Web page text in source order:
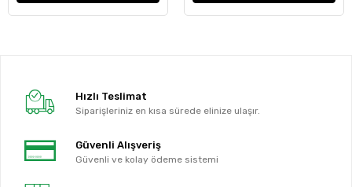
Hızlı Teslimat
Siparişleriniz en kısa sürede elinize ulaşır.
Güvenli Alışveriş
Güvenli ve kolay ödeme sistemi